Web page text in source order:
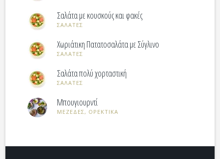
Σαλάτα με κουσκούς και φακές
ΣΑΛΑΤΕΣ
Χωριάτικη Πατατοσαλάτα με Σύγλινο
ΣΑΛΑΤΕΣ
Σαλάτα πολύ χορταστική
ΣΑΛΑΤΕΣ
Μπουγιουρντί
ΜΕΖΕΔΕΣ, ΟΡΕΚΤΙΚΑ